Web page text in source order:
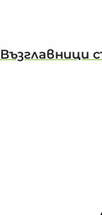
Възглавници